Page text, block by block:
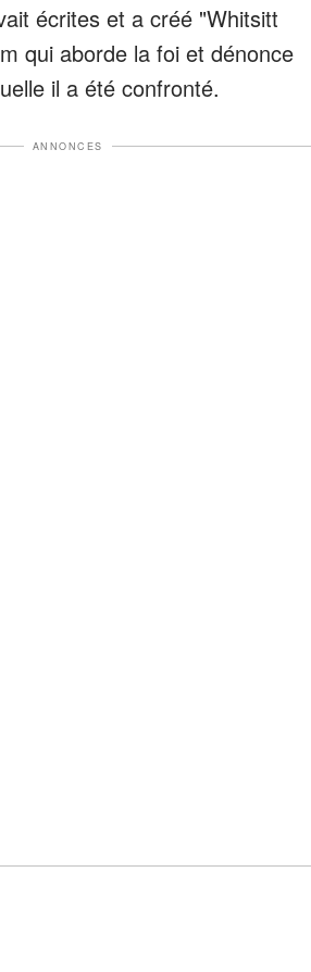
écrites et a créé "Whitsitt
qui aborde la foi et dénonce
il a été confronté.
ANNONCES